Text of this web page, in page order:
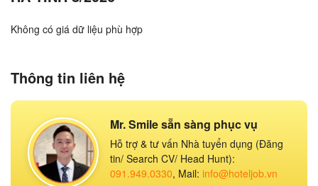
Không có giá dữ liệu phù hợp
Thông tin liên hệ
Mr. Smile sẵn sàng phục vụ
Hỗ trợ & tư vấn Nhà tuyển dụng (Đăng
tin/ Search CV/ Head Hunt):
091.949.0330, Mail: info@hoteljob.vn